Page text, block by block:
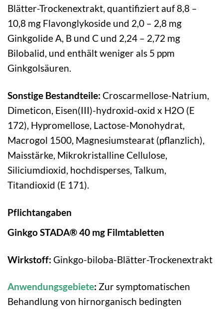
Blätter-Trockenextrakt, quantifiziert auf 8,8 –
10,8 mg Flavonglykoside und 2,0 – 2,8 mg
Ginkgolide A, B und C und 2,24 – 2,72 mg
Bilobalid, und enthält weniger als 5 ppm
Ginkgolsäuren.
Sonstige Bestandteile: Croscarmellose-Natrium,
Dimeticon, Eisen(III)-hydroxid-oxid x H2O (E
172), Hypromellose, Lactose-Monohydrat,
Macrogol 1500, Magnesiumstearat (pflanzlich),
Maisstärke, Mikrokristalline Cellulose,
Siliciumdioxid, hochdisperses, Talkum,
Titandioxid (E 171).
Pflichtangaben
Ginkgo STADA® 40 mg Filmtabletten
Wirkstoff: Ginkgo-biloba-Blätter-Trockenextrakt
Anwendungsgebiete: Zur symptomatischen
Behandlung von hirnorganisch bedingten